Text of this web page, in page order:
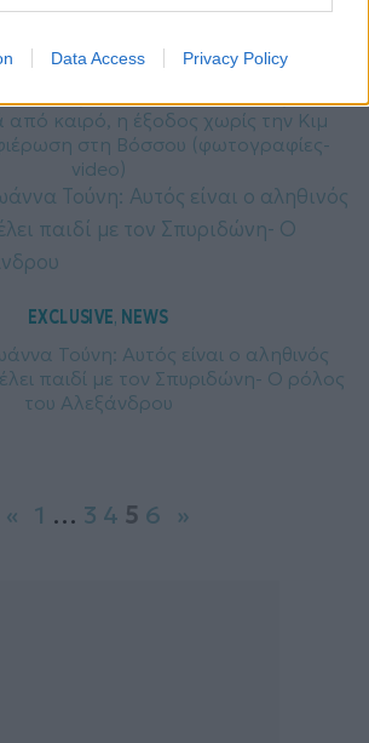
Data Access Privacy Policy
EXCLUSIVE, NEWS
από καιρό, η έξοδος χωρίς την Κιμ
στη Βόσσου (φωτογραφίες-
video)
EXCLUSIVE, NEWS
Τούνη: Αυτός είναι ο αληθινός
παιδί με τον Σπυριδώνη- Ο ρόλος
του Αλεξάνδρου
« 1 … 3 4 5 6 »